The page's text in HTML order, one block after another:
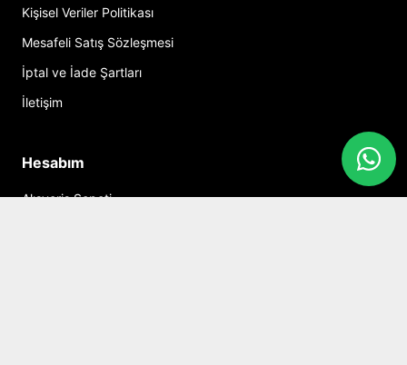
Kişisel Veriler Politikası
Mesafeli Satış Sözleşmesi
İptal ve İade Şartları
İletişim
Hesabım
Alışveriş Sepeti